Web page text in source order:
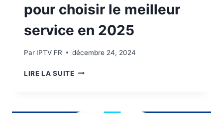
pour choisir le meilleur
service en 2025
Par IPTV FR décembre 24, 2024
LIRE LA SUITE